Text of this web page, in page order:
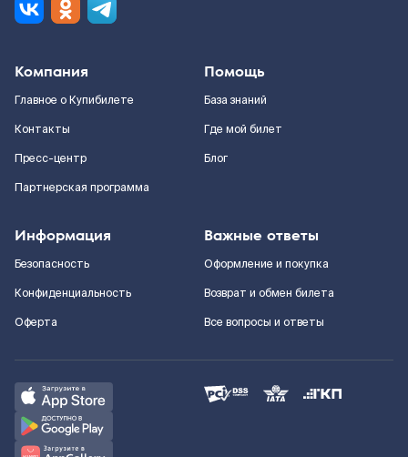
Компания
Главное о Купибилете
Контакты
Пресс-центр
Партнерская программа
Помощь
База знаний
Где мой билет
Блог
Информация
Безопасность
Конфиденциальность
Оферта
Важные ответы
Оформление и покупка
Возврат и обмен билета
Все вопросы и ответы